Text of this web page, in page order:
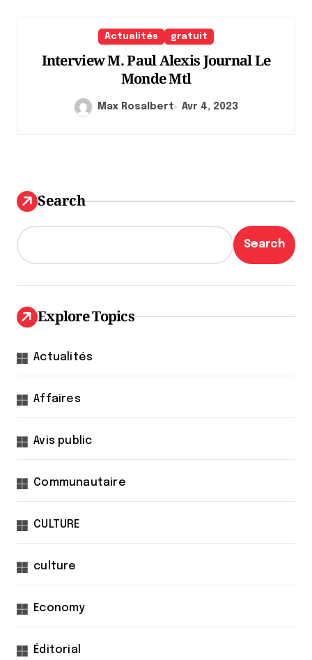
Actualités gratuit
Interview M. Paul Alexis Journal Le
Monde Mtl
Max Rosalbert Avr 4, 2023
Search
Search
Explore Topics
Actualités
Affaires
Avis public
Communautaire
CULTURE
culture
Economy
Éditorial